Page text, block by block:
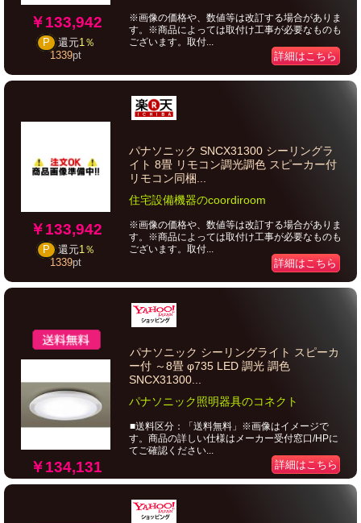
￥133,942
P 還元1％
1339pt
※画像の価格や、数値等は改訂する場合がありま
す。※商品によっては取付け工事が必要なものも
ございます。取付...
詳細はこちら
￥133,942
P 還元1％
1339pt
パナソニック SNCX31300 シーリングラ
イト 8畳 リモコン調光調色 スピーカー付
リモコン同梱...
住宅設備機器のcoordiroom
※画像の価格や、数値等は改訂する場合がありま
す。※商品によっては取付け工事が必要なものも
ございます。取付...
詳細はこちら
￥134,131
パナソニック シーリングライト スピーカ
ー付 ～8畳 φ735 LED 調光 調色
SNCX31300...
パナソニック照明器具のコネクト
■送料区分：「送料無料」※画像はイメージで
す。商品の詳しい仕様はメーカー受付窓口/HPに
てご確認ください...
詳細はこちら